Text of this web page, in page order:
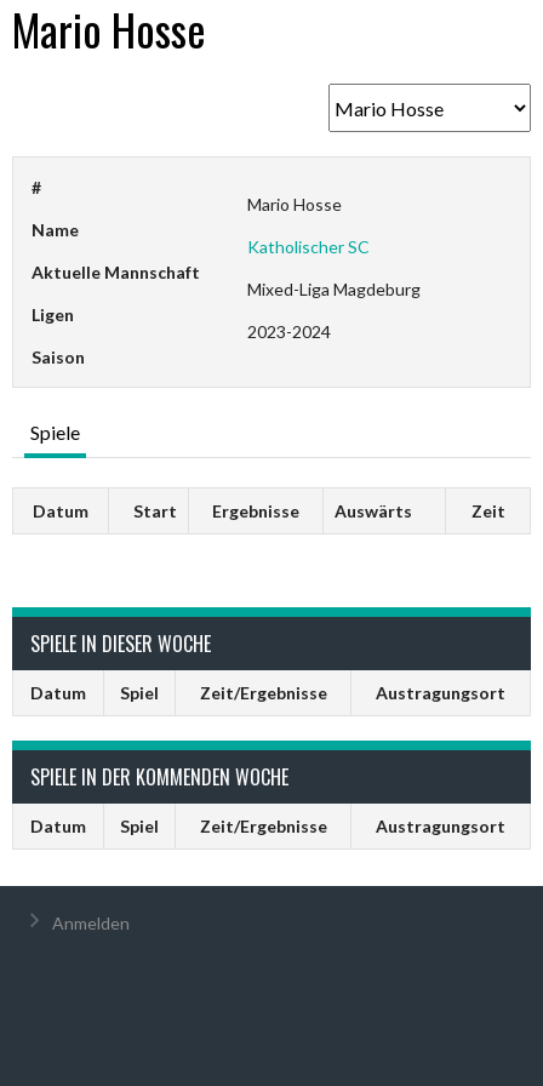
Mario Hosse
#
Name
Mario Hosse
Aktuelle Mannschaft
Katholischer SC
Ligen
Mixed-Liga Magdeburg
Saison
2023-2024
Spiele
Datum Start Ergebnisse Auswärts Zeit
SPIELE IN DIESER WOCHE
Datum Spiel Zeit/Ergebnisse Austragungsort
SPIELE IN DER KOMMENDEN WOCHE
Datum Spiel Zeit/Ergebnisse Austragungsort
Anmelden